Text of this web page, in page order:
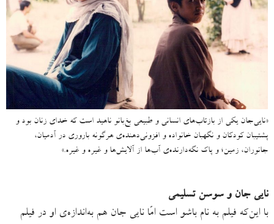
«نایی‌جان یکی از بازتاب‌های انسانی و طبیعی بغ‌بانو ناهید است که خدای زنان بود و
پشتیبان کودکان و نگهبان خانواده و افزونی‌دهنده‌ی هرگونه باروری در آدمیان،
جانوران، زمین؛ و پاک نگه‌دارنده‌ی آب‌ها از آلایش‌ها و غیره و غیره.»
نایی جان و سوسن تسلیمی
با این‌که فیلم به نام باشو است امّا نایی جان هم به‌اندازه‌ی او در فیلم